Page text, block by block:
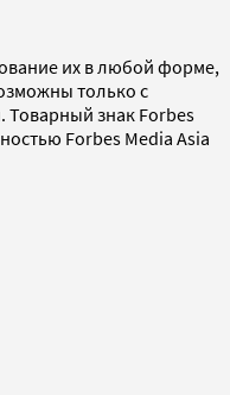
их в любой форме,
только с
Товарный знак Forbes
Forbes Media Asia